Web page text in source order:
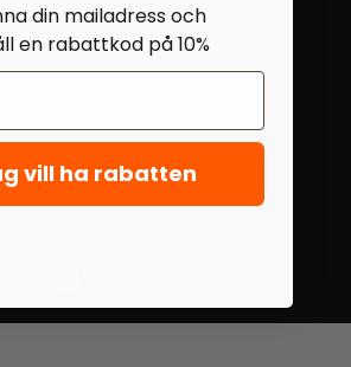
din mailadress och
en rabattkod på 10%
vill ha rabatten